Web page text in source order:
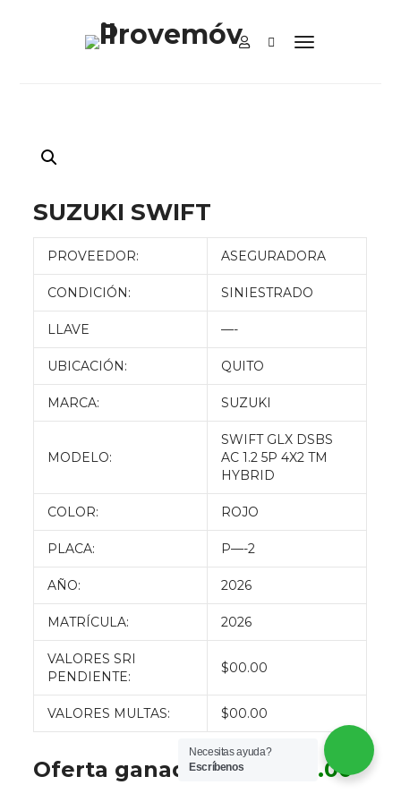
SUZUKI SWIFT
PROVEEDOR: ASEGURADORA
CONDICIÓN: SINIESTRADO
LLAVE —-
UBICACIÓN: QUITO
MARCA: SUZUKI
MODELO:
SWIFT GLX DSBS
AC 1.2 5P 4X2 TM
HYBRID
COLOR: ROJO
PLACA: P—-2
AÑO: 2026
MATRÍCULA: 2026
VALORES SRI
PENDIENTE:
$00.00
VALORES MULTAS: $00.00
Oferta ganadora: $ 10800.00
Necesitas ayuda?
Escríbenos